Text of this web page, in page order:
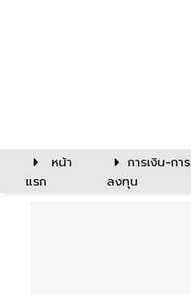
หน้า
แรก
การเงิน-การ
ลงทุน